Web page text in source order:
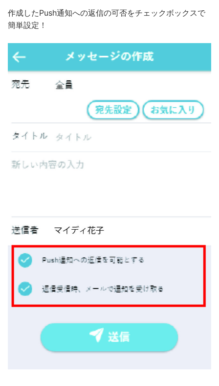
作成したPush通知への返信の可否をチェックボックスで
簡単設定！